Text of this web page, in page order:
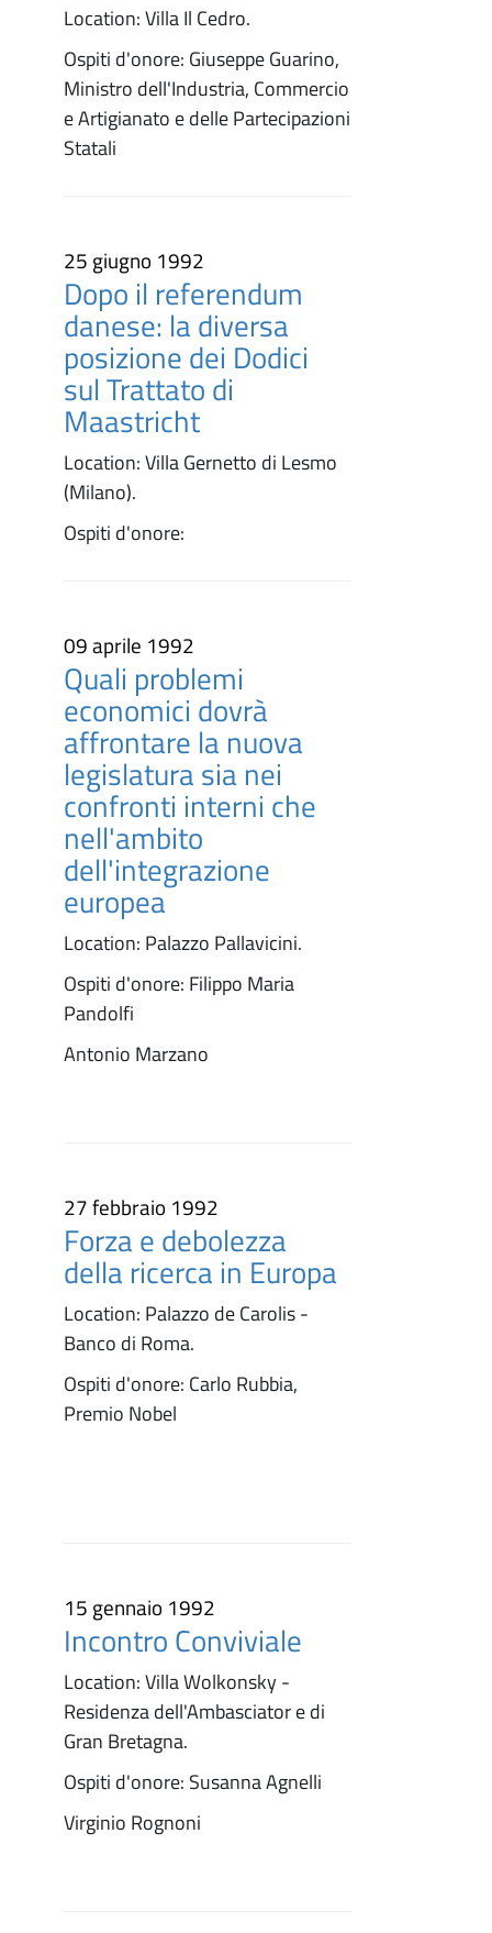
Location: Villa Il Cedro.
Ospiti d'onore: Giuseppe Guarino,
Ministro dell'Industria, Commercio
e Artigianato e delle Partecipazioni
Statali
25 giugno 1992
Dopo il referendum
danese: la diversa
posizione dei Dodici
sul Trattato di
Maastricht
Location: Villa Gernetto di Lesmo
(Milano).
Ospiti d'onore:
09 aprile 1992
Quali problemi
economici dovrà
affrontare la nuova
legislatura sia nei
confronti interni che
nell'ambito
dell'integrazione
europea
Location: Palazzo Pallavicini.
Ospiti d'onore: Filippo Maria
Pandolfi
Antonio Marzano
27 febbraio 1992
Forza e debolezza
della ricerca in Europa
Location: Palazzo de Carolis -
Banco di Roma.
Ospiti d'onore: Carlo Rubbia,
Premio Nobel
15 gennaio 1992
Incontro Conviviale
Location: Villa Wolkonsky -
Residenza dell'Ambasciator e di
Gran Bretagna.
Ospiti d'onore: Susanna Agnelli
Virginio Rognoni